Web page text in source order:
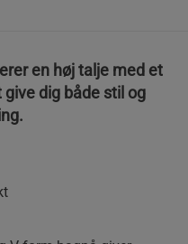
en høj talje med et
dig både stil og